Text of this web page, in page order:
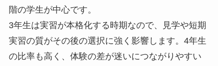
階の学生が中心です。
3年生は実習が本格化する時期なので、見学や短期
実習の質がその後の選択に強く影響します。4年生
の比率も高く、体験の差が迷いにつながりやすい